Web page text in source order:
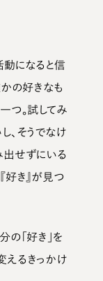
動になると信
かの好きなも
つ。試してみ
、そうでなけ
出せずにいる
好き』が見つ
の「好き」を
えるきっかけ